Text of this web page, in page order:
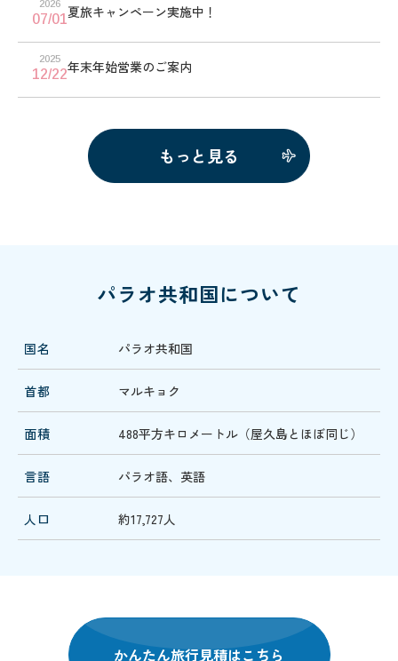
2026
07/01夏旅キャンペーン実施中！
2025
12/22年末年始営業のご案内
もっと見る
パラオ共和国について
国名 パラオ共和国
首都 マルキョク
面積 488平方キロメートル（屋久島とほぼ同じ）
言語 パラオ語、英語
人口 約17,727人
かんたん旅行見積はこちら